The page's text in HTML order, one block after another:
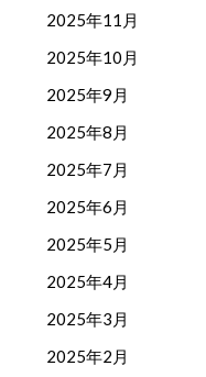
2025年11月
2025年10月
2025年9月
2025年8月
2025年7月
2025年6月
2025年5月
2025年4月
2025年3月
2025年2月